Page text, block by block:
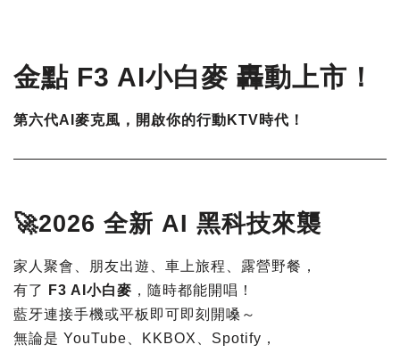
金點 F3 AI小白麥 轟動上市！
第六代AI麥克風，開啟你的行動KTV時代！
🚀2026 全新 AI 黑科技來襲
家人聚會、朋友出遊、車上旅程、露營野餐，
有了
F3 AI小白麥 ，隨時都能開唱！
藍牙連接手機或平板即可即刻開嗓～
無論是 YouTube、KKBOX、Spotify，